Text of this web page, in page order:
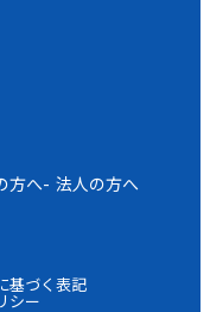
方へ 法人の方へ
基づく表記
シー